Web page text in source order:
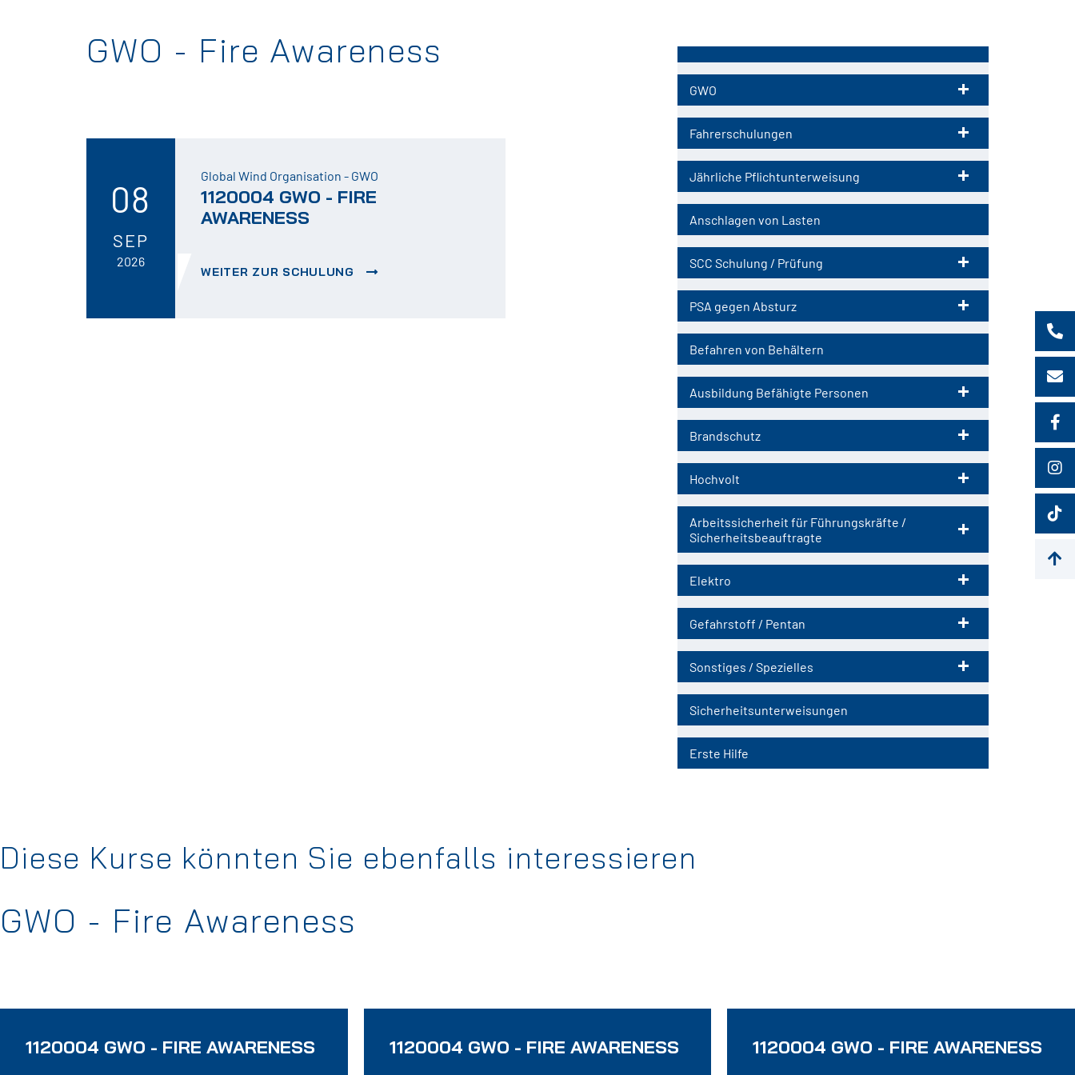
GWO - Fire Awareness
08
SEP
2026
Global Wind Organisation - GWO
1120004 GWO - FIRE
AWARENESS
WEITER ZUR SCHULUNG
Navigation
überspringen
GWO
Fahrerschulungen
Jährliche Pflichtunterweisung
Anschlagen von Lasten
SCC Schulung / Prüfung
PSA gegen Absturz
Befahren von Behältern
Ausbildung Befähigte Personen
Brandschutz
Hochvolt
Arbeitssicherheit für Führungskräfte /
Sicherheitsbeauftragte
Elektro
Gefahrstoff / Pentan
Sonstiges / Spezielles
Sicherheitsunterweisungen
Erste Hilfe
Diese Kurse könnten Sie ebenfalls interessieren
GWO - Fire Awareness
1120004 GWO - FIRE AWARENESS 1120004 GWO - FIRE AWARENESS 1120004 GWO - FIRE AWARENESS